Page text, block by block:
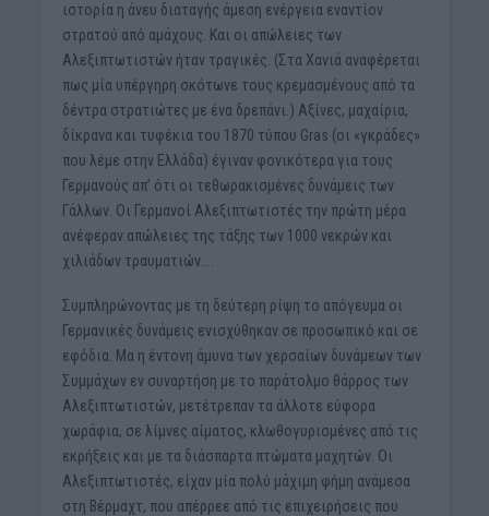
ιστορία η άνευ διαταγής άμεση ενέργεια εναντίον
στρατού από αμάχους. Και οι απώλειες των
Αλεξιπτωτιστών ήταν τραγικές. (Στα Χανιά αναφέρεται
πως μία υπέργηρη σκότωνε τους κρεμασμένους από τα
δέντρα στρατιώτες με ένα δρεπάνι.) Αξίνες, μαχαίρια,
δίκρανα και τυφέκια του 1870 τύπου Gras (οι «γκράδες»
που λέμε στην Ελλάδα) έγιναν φονικότερα για τους
Γερμανούς απ’ ότι οι τεθωρακισμένες δυνάμεις των
Γάλλων. Οι Γερμανοί Αλεξιπτωτιστές την πρώτη μέρα
ανέφεραν απώλειες της τάξης των 1000 νεκρών και
χιλιάδων τραυματιών….
Συμπληρώνοντας με τη δεύτερη ρίψη το απόγευμα οι
Γερμανικές δυνάμεις ενισχύθηκαν σε προσωπικό και σε
εφόδια. Μα η έντονη άμυνα των χερσαίων δυνάμεων των
Συμμάχων εν συναρτήση με το παράτολμο θάρρος των
Αλεξιπτωτιστών, μετέτρεπαν τα άλλοτε εύφορα
χωράφια, σε λίμνες αίματος, κλωθογυρισμένες από τις
εκρήξεις και με τα διάσπαρτα πτώματα μαχητών. Οι
Αλεξιπτωτιστές, είχαν μία πολύ μάχιμη φήμη ανάμεσα
στη Βέρμαχτ, που απέρρεε από τις επιχειρήσεις που